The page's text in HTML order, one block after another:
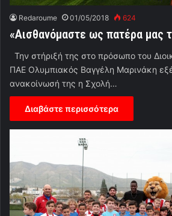
Redaroume 01/05/2018 624
«Αισθανόμαστε ως πατέρα μας
Την στήριξή της στο πρόσωπο του
ΠΑΕ Ολυμπιακός Βαγγέλη Μαρινάκη
ανακοίνωσή της η Σχολή…
Διαβάστε περισσότερα